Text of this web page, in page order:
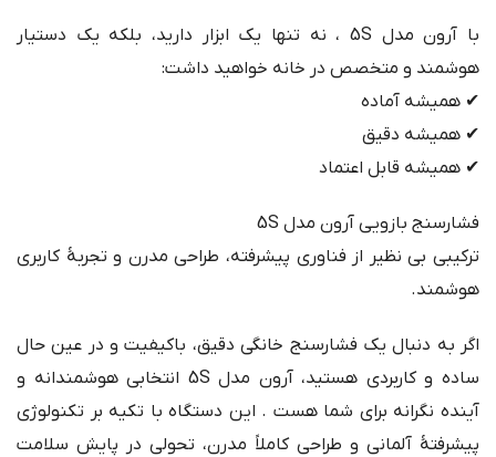
با آرون مدل 5S ، نه تنها یک ابزار دارید، بلکه یک دستیار
هوشمند و متخصص در خانه خواهید داشت:
✔ همیشه آماده
✔ همیشه دقیق
✔ همیشه قابل اعتماد
فشارسنج بازویی آرون مدل 5S
ترکیبی بی نظیر از فناوری پیشرفته، طراحی مدرن و تجربهٔ کاربری
هوشمند.
اگر به دنبال یک فشارسنج خانگی دقیق، باکیفیت و در عین حال
ساده و کاربردی هستید، آرون مدل 5S انتخابی هوشمندانه و
آینده نگرانه برای شما هست . این دستگاه با تکیه بر تکنولوژی
پیشرفتهٔ آلمانی و طراحی کاملاً مدرن، تحولی در پایش سلامت